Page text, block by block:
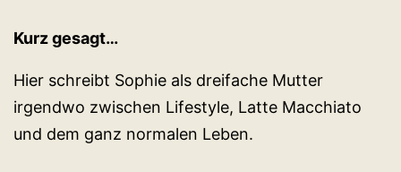
Kurz gesagt…
Hier schreibt Sophie als dreifache Mutter
irgendwo zwischen Lifestyle, Latte Macchiato
und dem ganz normalen Leben.